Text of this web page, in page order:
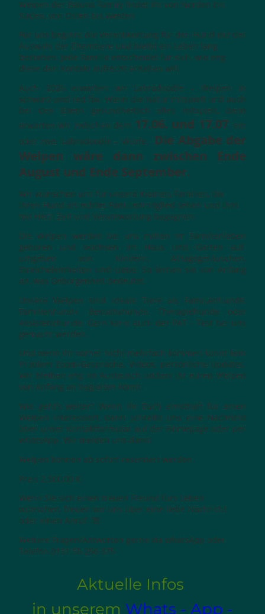
Welpen der Baluna Family findet ihr von Norden bis
Süden, von Osten bis Westen
Für uns beginnt die Verantwortung für den Hund mit der
Auswahl der Elterntiere und bleibt ein Leben lang
bestehen. Jede Familie entscheidet für sich, wie eng
diese den Kontakt aufrecht erhalten will.
Auch 2026 erwarten wir Labradoodle – Welpen in
schwarz und red fox. Wenn die Natur mitspielt und auch
bei den Eltern gesundheitlich alles mitspielt, dann
erwarten wir zwischen dem 17.06. und 17.07. ein
oder zwei Labradoodle – Würfe. Die Abgabe der
Welpen wäre dann zwischen Ende
August und Ende September.
Wir wünschen uns für unsere Kleinen, Familien, die
ihren Hund als echtes Familienmitglied sehen und ihm
mit Herz, Zeit und Verantwortung begegnen.
Die Welpen werden bei uns mitten im Familienleben
geboren und wachsen im Haus und Garten auf
umgeben von Kindern, Alltagsgeräuschen,
Streicheleinheiten und Liebe. So lernen sie von Anfang
an, was Geborgenheit bedeutet.
Unsere Welpen sind ideale Tiere als Familienhunde,
Familienhund+, Besuchshunde, Therapiehunde oder
Assistenzhunde. Gern kann auch der PAT - Test bei uns
gemacht werden.
Und wenn ihr vorher nicht mehrfach kommen könnt kein
Problem Zoom-Gespräche, Videos, persönliche Updates.
Wir bleiben eng im Austausch, sodass ihr euren Welpen
von Anfang an begleiten könnt.
Wie geht’s weiter? Wenn ihr Euch ernsthaft für einen
Welpen interessiert, dann schreibt uns eine Nachricht
über unser Kontaktformular auf der Homepage oder per
whatsApp. Wir melden uns dann!
Welpen können ab sofort reserviert werden.
Preis 2.500,00 €
Wenn Sie sich einen treuen Freund fürs Leben
wünschen, freuen wir uns über eine liebe Nachricht
oder einen Anruf. 💌
Weitere Fragen/Antworten gerne via whatsApp oder
Telefon 0151 55 266 375
Aktuelle Infos
in unserem Whats - App -